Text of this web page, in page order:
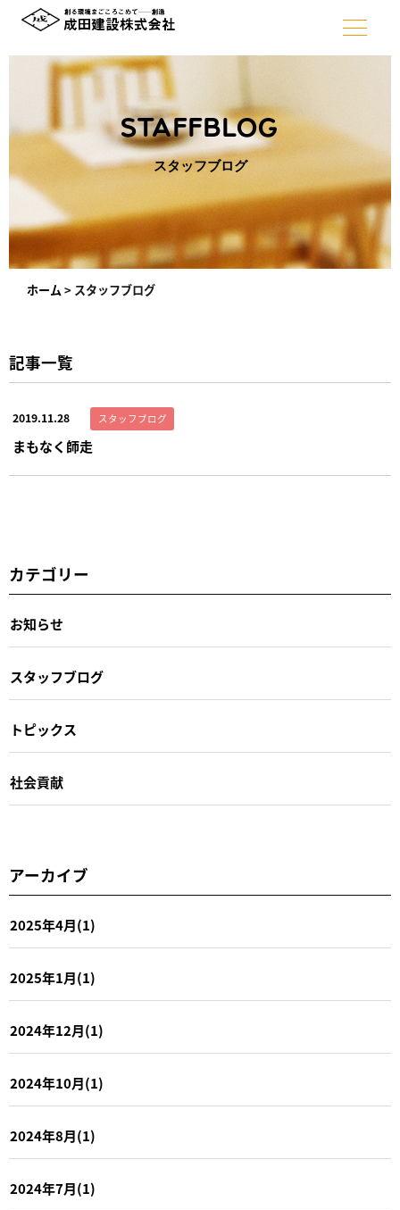
STAFFBLOG
スタッフブログ
ホーム > スタッフブログ
記事一覧
2019.11.28 スタッフブログ
まもなく師走
カテゴリー
お知らせ
スタッフブログ
トピックス
社会貢献
アーカイブ
2025年4月(1)
2025年1月(1)
2024年12月(1)
2024年10月(1)
2024年8月(1)
2024年7月(1)